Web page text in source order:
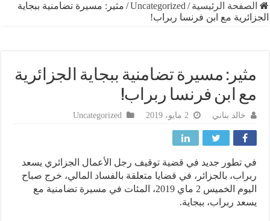
الرئيسية /
Uncategorized
/مثير: مسيرة تضامنية ببجاية
مع ابن فرنسا ربراب!
مسيرة تضامنية ببجاية الجزائرية
ابن فرنسا ربراب!
خالد بناني Uncategorized
تطور جديد في قضية توقيف رجل الأعمال الجزائري يسعد
بالجزائر، في قضايا متعلقة بالفساد المالي، خرج صباح
اليوم الخميس 2 ماي 2019، المئات في مسيرة تضامنية مع
ربراب، ببجاية.